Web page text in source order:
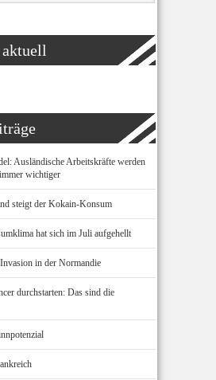
Ausländische Arbeitskräfte werden
wichtiger
steigt der Kokain-Konsum
hat sich im Juli aufgehellt
in der Normandie
durchstarten: Das sind die